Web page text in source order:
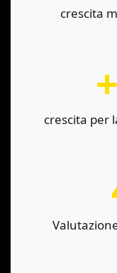
crescita
crescita per